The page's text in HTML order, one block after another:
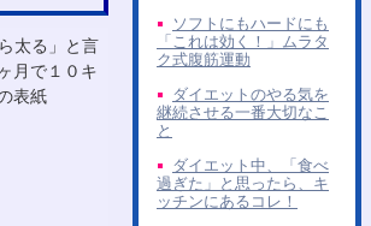
ソフトにもハードにも
「これは効く！」ムラタ
ク式腹筋運動
ダイエットのやる気を
継続させる一番大切なこ
と
ダイエット中、「食べ
過ぎた」と思ったら、キ
ッチンにあるコレ！